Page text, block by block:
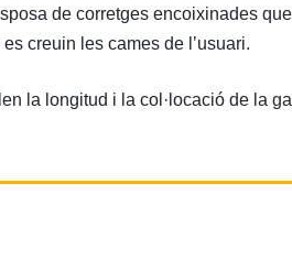
de corretges encoixinades
creuin les cames de l’usuari.
la longitud i la col·locació de la